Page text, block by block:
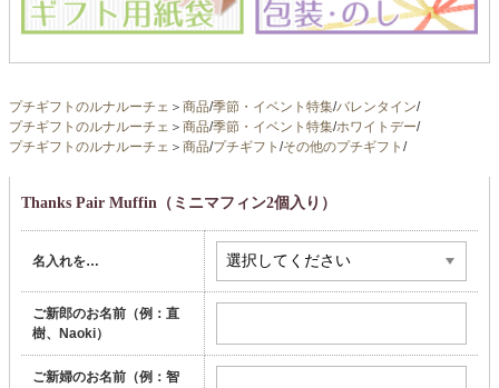
プチギフトのルナルーチェ ＞ 商品/季節・イベント特集/バレンタイン/
プチギフトのルナルーチェ ＞ 商品/季節・イベント特集/ホワイトデー/
プチギフトのルナルーチェ ＞ 商品/プチギフト /その他のプチギフト /
Thanks Pair Muffin（ミニマフィン2個入り）
名入れを…
ご新郎のお名前（例：直
樹、Naoki）
ご新婦のお名前（例：智